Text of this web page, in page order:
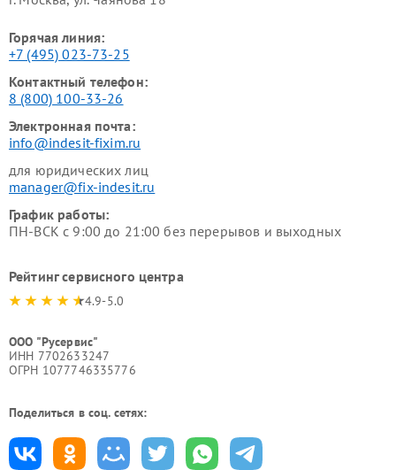
Горячая линия:
+7 (495) 023-73-25
Контактный телефон:
8 (800) 100-33-26
Электронная почта:
info@indesit-fixim.ru
для юридических лиц
manager@fix-indesit.ru
График работы:
ПН-ВСК с 9:00 до 21:00 без перерывов и выходных
Рейтинг сервисного центра
4.9-5.0
ООО "Русервис"
ИНН 7702633247
ОГРН 1077746335776
Поделиться в соц. сетях: